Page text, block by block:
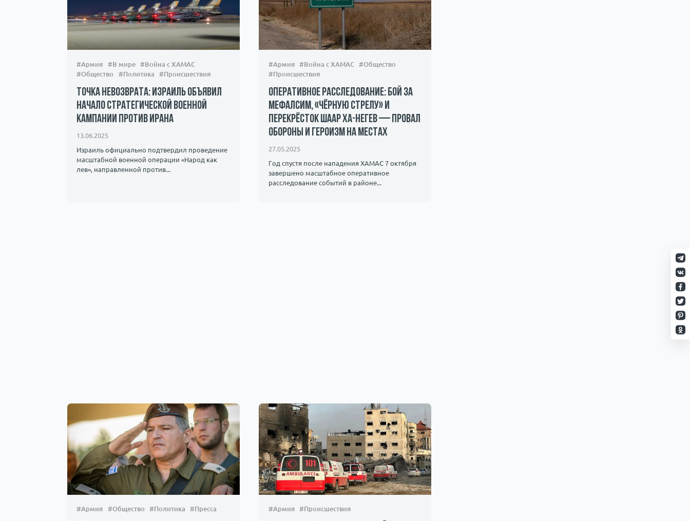
#Армия #В мире
#Война с ХАМАС
#Общество
#Политика #Происшествия
Точка невозврата: Израиль объявил
начало стратегической военной
кампании против Ирана
13.06.2025
Израиль официально подтвердил проведение
масштабной военной операции «Народ как
лев», направленной против...
#Армия #Война с ХАМАС
#Общество
#Происшествия
Оперативное расследование: бой за
Мефалсим, «Чёрную стрелу» и
перекрёсток Шаар ха-Негев — провал
обороны и героизм на местах
27.05.2025
Год спустя после нападения ХАМАС 7 октября
завершено масштабное оперативное
расследование событий в районе...
#Армия #Общество #Политика #Пресса #Армия #Происшествия